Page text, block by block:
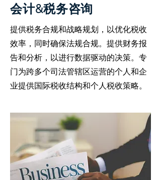
会计&税务咨询
提供税务合规和战略规划，以优化税收
效率，同时确保法规合规。提供财务报
告和分析，以进行数据驱动的决策。专
门为跨多个司法管辖区运营的个人和企
业提供国际税收结构和个人税收策略。